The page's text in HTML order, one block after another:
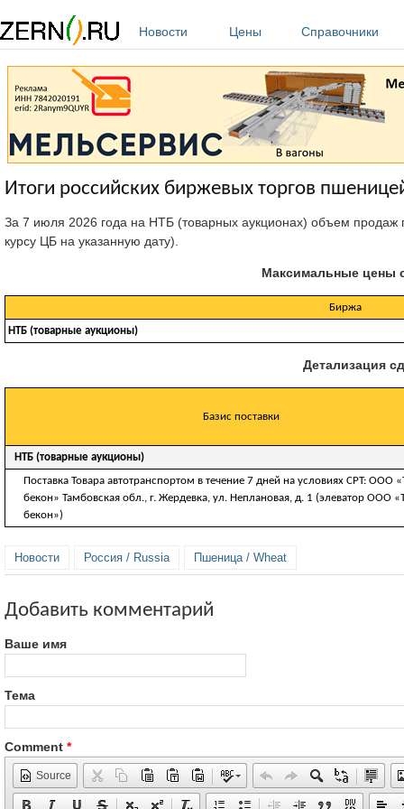
Новости
Цены Справочники
Итоги российских биржевых торгов
За 7 июля 2026 года на НТБ (товарных аукционах) объем
курсу ЦБ на указанную дату).
Максимальные цены
Биржа
НТБ (товарные аукционы)
Детализация
Базис поставки
НТБ (товарные аукционы)
Поставка Товара автотранспортом в течение 7 дней на условиях СРТ: ООО
бекон» Тамбовская обл., г. Жердевка, ул. Неплановая, д. 1 (элеватор ООО
бекон»)
Новости Россия / Russia Пшеница / Wheat
Добавить комментарий
Ваше имя
Тема
Comment *
Source